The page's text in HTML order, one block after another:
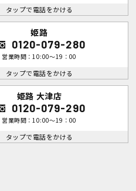
タップで電話をかける
姫路
0120-079-280
営業時間：10:00～19：00
タップで電話をかける
姫路 大津店
0120-079-290
営業時間：10:00～19：00
タップで電話をかける